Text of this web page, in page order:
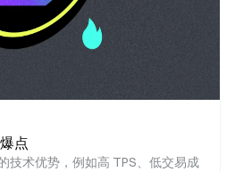
点
技术优势，例如高 TPS、低交易成